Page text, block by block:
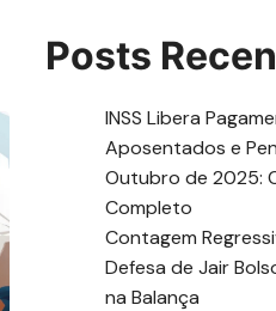
Posts
INSS Libera
Aposentados e
Outubro de 2025:
Completo
Contagem
Defesa de Jair
na Balança